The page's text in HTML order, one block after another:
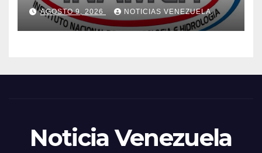
para las próximas 24 horas,
de este domingo 9 de agosto
2026
AGOSTO 9, 2026 NOTICIAS VENEZUELA
Noticia Venezuela